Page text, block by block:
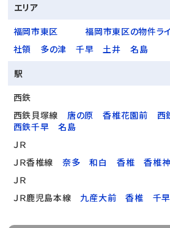
エリア
福岡市東区
福岡市東区の物件ラ
社領
多の津 千早 土井
名島
駅
西鉄
西鉄貝塚線
唐の原 香椎花園前 西
西鉄千早
名島
ＪＲ
ＪＲ香椎線
奈多 和白 香椎 香椎
ＪＲ
ＪＲ鹿児島本線
九産大前 香椎 千早